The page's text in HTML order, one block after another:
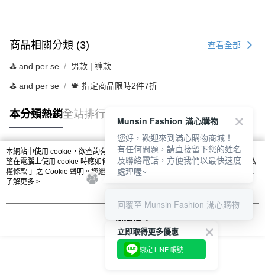
商品相關分類 (3) 查看全部
⛳️ and per se 男款 | 褲款
⛳️ and per se 🍁 指定商品限時2件7折
本分類熱銷全站排行
熱門標籤
本網站中使用 cookie，欲查詢有關本網站使用 cookie 方式之詳情，及若您不希
望在電腦上使用 cookie 時應如何變更電腦的 cookie 設定，請參閱本網站「
隱私
權條款 」之 Cookie 聲明。您繼續使用本網站即表示您同意本公司得按本網站使
用條款之 Cookie 聲明使用 cookie。
了解更多 >
我知道了
立即取得更多優惠
綁定 LINE 帳號
Munsin Fashion 滿心購物
您好，歡迎來到滿心購物商城！
有任何問題，請直接留下您的姓名
及聯絡電話，方便我們以最快速度
處理喔~
回覆至 Munsin Fashion 滿心購物